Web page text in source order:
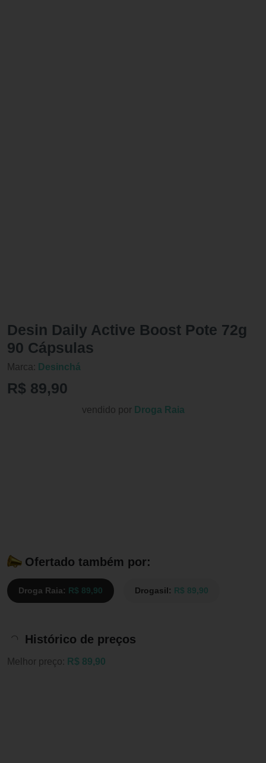
Desin Daily Active Boost Pote 72g
90 Cápsulas
Marca: Desinchá
R$ 89,90
vendido por Droga Raia
Ofertado também por:
Droga Raia: R$ 89,90 Drogasil: R$ 89,90
Histórico de preços
Melhor preço: R$ 89,90